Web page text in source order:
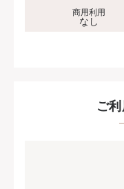
商用利用
なし
ご